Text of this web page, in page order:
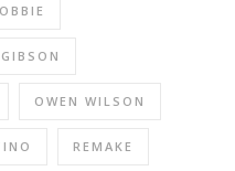
OWEN WILSON
REMAKE